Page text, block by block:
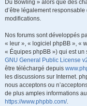
Du Bowling » alors que des
d’être légalement
modifications.
Nos forums sont développés
« leur », « logiciel phpBB », «
« Équipes phpBB ») qui est
GNU General Public License
être téléchargé depuis
les discussions sur Internet.
nous acceptons ou
de plus amples informations
https://www.phpbb.com/.